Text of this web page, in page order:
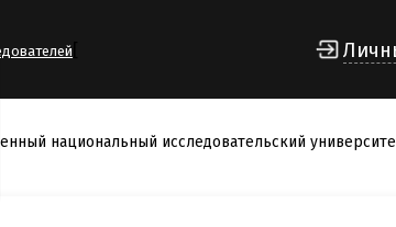
национальный исследовательский